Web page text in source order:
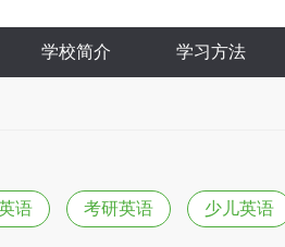
学校简介 学习方法
语 考研英语 少儿英语